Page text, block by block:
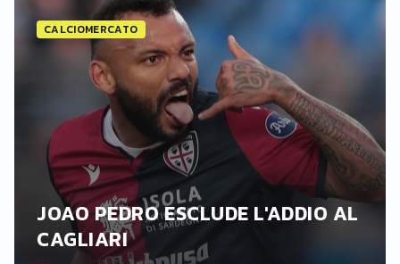
CALCIOMERCATO
JOAO PEDRO ESCLUDE L'ADDIO AL
CAGLIARI